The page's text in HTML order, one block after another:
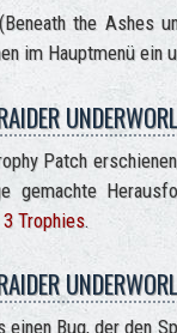
the Ashes
im Hauptmenü ein
Patch
gemachte
Trophies.
einen Bug, der den